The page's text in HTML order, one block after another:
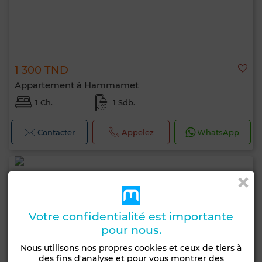
1 300 TND
Appartement à Hammamet
1 Ch. 1 Sdb.
Contacter Appelez WhatsApp
Votre confidentialité est importante
pour nous.
Nous utilisons nos propres cookies et ceux de tiers à
des fins d'analyse et pour vous montrer des